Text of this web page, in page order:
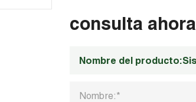
consulta ahora